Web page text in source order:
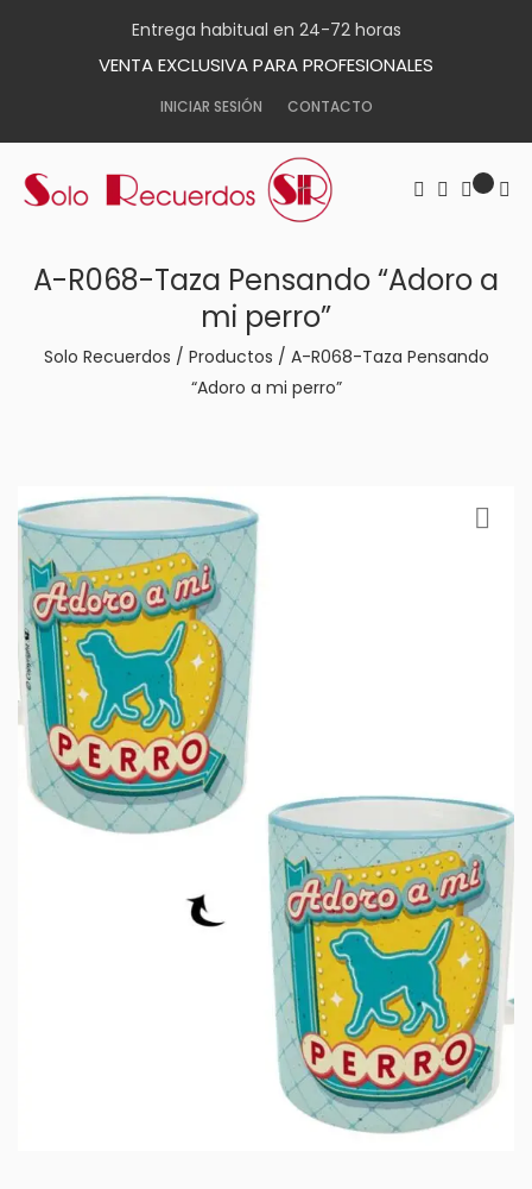
Entrega habitual en 24-72 horas
VENTA EXCLUSIVA PARA PROFESIONALES
INICIAR SESIÓN CONTACTO
A-R068-Taza Pensando “Adoro a
mi perro”
Solo Recuerdos / Productos / A-R068-Taza Pensando
“Adoro a mi perro”